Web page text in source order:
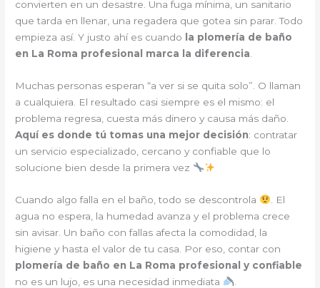
convierten en un desastre. Una fuga mínima, un sanitario
que tarda en llenar, una regadera que gotea sin parar. Todo
empieza así. Y justo ahí es cuando
la plomería de baño
en La Roma profesional marca la diferencia.
Muchas personas esperan “a ver si se quita solo”. O llaman
a cualquiera. El resultado casi siempre es el mismo: el
problema regresa, cuesta más dinero y causa más daño.
Aquí es donde tú tomas una mejor decisión: contratar
un servicio especializado, cercano y confiable que lo
solucione bien desde la primera vez
Cuando algo falla en el baño, todo se descontrola
. El
agua no espera, la humedad avanza y el problema crece
sin avisar. Un baño con fallas afecta la comodidad, la
higiene y hasta el valor de tu casa. Por eso, contar con
plomería de baño en La Roma profesional y confiable
no es un lujo, es una necesidad inmediata